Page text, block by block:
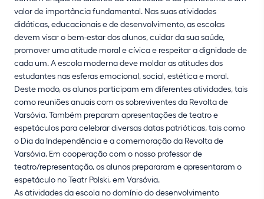
valor de importância fundamental. Nas suas atividades
didáticas, educacionais e de desenvolvimento, as escolas
devem visar o bem-estar dos alunos, cuidar da sua saúde,
promover uma atitude moral e cívica e respeitar a dignidade de
cada um. A escola moderna deve moldar as atitudes dos
estudantes nas esferas emocional, social, estética e moral.
Deste modo, os alunos participam em diferentes atividades, tais
como reuniões anuais com os sobreviventes da Revolta de
Varsóvia. Também preparam apresentações de teatro e
espetáculos para celebrar diversas datas patrióticas, tais como
o Dia da Independência e a comemoração da Revolta de
Varsóvia. Em cooperação com o nosso professor de
teatro/representação, os alunos prepararam e apresentaram o
espetáculo no Teatr Polski, em Varsóvia.
As atividades da escola no domínio do desenvolvimento